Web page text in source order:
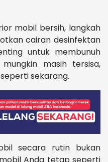
mobil bersih, langkah
cairan desinfektan
untuk membunuh
masih tersisa,
sekarang​.
secara rutin bukan